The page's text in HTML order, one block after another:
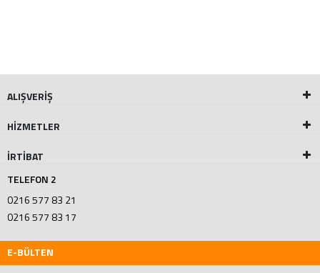
ALIŞVERİŞ
HİZMETLER
İRTİBAT
TELEFON 2
0216 577 83 21
0216 577 83 17
E-BÜLTEN